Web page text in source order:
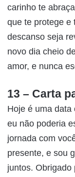
carinho te
que te protege e
descanso seja
novo dia cheio
amor, e nunca
13 – Carta
Hoje é uma data
eu não poderia
jornada com
presente, e sou
juntos. Obrigado